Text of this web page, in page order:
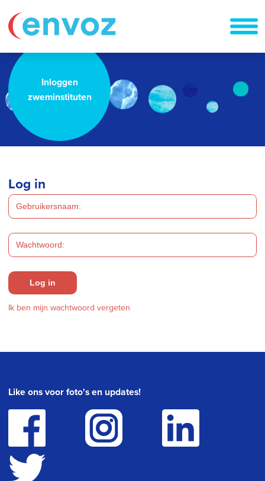
Inloggen
zweminstituten
Log in
Log in
Ik ben mijn wachtwoord vergeten
Like ons voor foto's en updates!